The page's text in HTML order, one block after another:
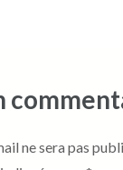
ne sera pas